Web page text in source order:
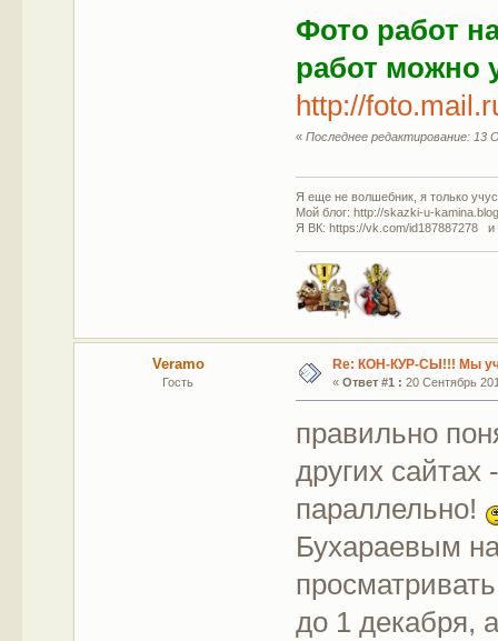
Фото работ
работ можно
http://
«Последнее редактирование: 13
Я еще не волшебник, я только
Мой блог: http://skazki-u-
Я ВК: https://vk.com/id187887278 и
Veramo
Гость
Re: КОН-КУР-СЫ!!! Мы
« Ответ #1 : 20 Сентябрь
правильно
других сайтах
параллельно!
Бухараевым
до 1 декабря,